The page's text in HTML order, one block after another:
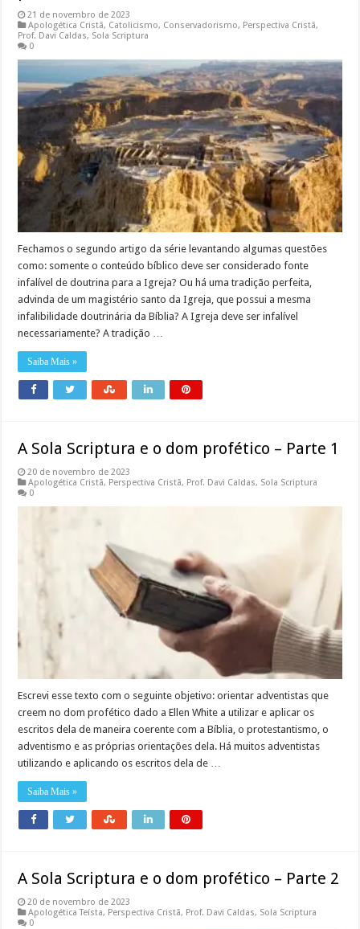
21 de novembro de 2023
Apologética Cristã, Catolicismo, Conservadorismo, Perspectiva Cristã,
Prof. Davi Caldas, Sola Scriptura
0
Fechamos o segundo artigo da série levantando algumas questões
como: somente o conteúdo bíblico deve ser considerado fonte
infalível de doutrina para a Igreja? Ou há uma tradição perfeita,
advinda de um magistério santo da Igreja, que possui a mesma
infalibilidade doutrinária da Bíblia? A Igreja deve ser infalível
necessariamente? A tradição …
Saiba Mais »
A Sola Scriptura e o dom profético – Parte 1
20 de novembro de 2023
Apologética Cristã, Perspectiva Cristã, Prof. Davi Caldas, Sola Scriptura
0
Escrevi esse texto com o seguinte objetivo: orientar adventistas que
creem no dom profético dado a Ellen White a utilizar e aplicar os
escritos dela de maneira coerente com a Bíblia, o protestantismo, o
adventismo e as próprias orientações dela. Há muitos adventistas
utilizando e aplicando os escritos dela de …
Saiba Mais »
A Sola Scriptura e o dom profético – Parte 2
20 de novembro de 2023
Apologética Teísta, Perspectiva Cristã, Prof. Davi Caldas, Sola Scriptura
0